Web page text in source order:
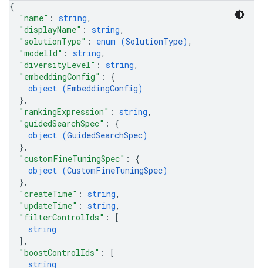
{
"name" : string,
"displayName" : string,
"solutionType" : enum (SolutionType) ,
"modelId" : string,
"diversityLevel" : string,
"embeddingConfig" : {
object (EmbeddingConfig)
},
"rankingExpression" : string,
"guidedSearchSpec" : {
object (GuidedSearchSpec)
},
"customFineTuningSpec" : {
object (CustomFineTuningSpec)
},
"createTime" : string,
"updateTime" : string,
"filterControlIds" :
[
string
] ,
"boostControlIds" :
[
string